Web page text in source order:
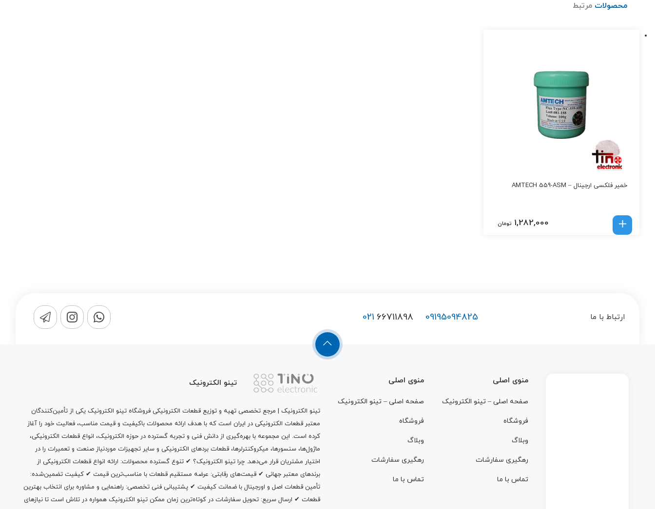
محصولات مرتبط
خمیر فلکسی ارجینال – AMTECH 559-ASM
1,282,000 تومان
ارتباط با ما 021 66711898 09195094825
منوی اصلی
صفحه اصلی – تینو الکترونیک
فروشگاه
وبلاگ
رهگیری سفارشات
تماس با ما
منوی اصلی
صفحه اصلی – تینو الکترونیک
فروشگاه
وبلاگ
رهگیری سفارشات
تماس با ما
تینو الکترونیک
تینو الکترونیک | مرجع تخصصی تهیه و توزیع قطعات الکترونیکی فروشگاه تینو الکترونیک یکی از تأمین‌کنندگان
معتبر قطعات الکترونیکی در ایران است که با هدف ارائه محصولات باکیفیت و قیمت مناسب، فعالیت خود را آغاز
کرده است. این مجموعه با بهره‌گیری از دانش فنی و تجربه گسترده در حوزه الکترونیک، انواع قطعات الکترونیکی،
ماژول‌ها، سنسورها، میکروکنترلرها، قطعات بردهای الکترونیکی و سایر تجهیزات موردنیاز صنعت و تعمیرات را در
اختیار مشتریان قرار می‌دهد. چرا تینو الکترونیک؟ ✔ تنوع گسترده محصولات: ارائه انواع قطعات الکترونیکی از
برندهای معتبر جهانی ✔ قیمت‌های رقابتی: عرضه مستقیم قطعات با مناسب‌ترین قیمت ✔ کیفیت تضمین‌شده:
تأمین قطعات اصل و اورجینال با ضمانت کیفیت ✔ پشتیبانی فنی تخصصی: راهنمایی و مشاوره برای انتخاب بهترین
قطعات ✔ ارسال سریع: تحویل سفارشات در کوتاه‌ترین زمان ممکن تینو الکترونیک همواره در تلاش است تا نیازهای